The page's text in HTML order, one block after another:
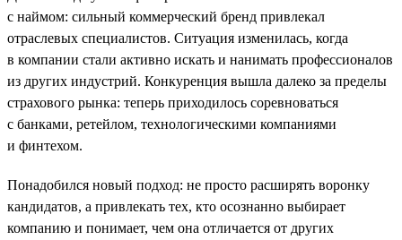
с наймом: сильный коммерческий бренд привлекал
отраслевых специалистов. Ситуация изменилась, когда
в компании стали активно искать и нанимать профессионалов
из других индустрий. Конкуренция вышла далеко за пределы
страхового рынка: теперь приходилось соревноваться
с банками, ретейлом, технологическими компаниями
и финтехом.
Понадобился новый подход: не просто расширять воронку
кандидатов, а привлекать тех, кто осознанно выбирает
компанию и понимает, чем она отличается от других